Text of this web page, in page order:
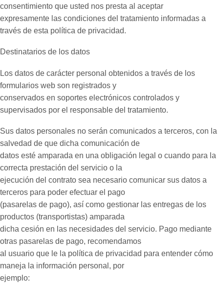
consentimiento que usted nos presta al aceptar
expresamente las condiciones del tratamiento informadas a
través de esta política de privacidad.
Destinatarios de los datos
Los datos de carácter personal obtenidos a través de los
formularios web son registrados y
conservados en soportes electrónicos controlados y
supervisados por el responsable del tratamiento.
Sus datos personales no serán comunicados a terceros, con la
salvedad de que dicha comunicación de
datos esté amparada en una obligación legal o cuando para la
correcta prestación del servicio o la
ejecución del contrato sea necesario comunicar sus datos a
terceros para poder efectuar el pago
(pasarelas de pago), así como gestionar las entregas de los
productos (transportistas) amparada
dicha cesión en las necesidades del servicio. Pago mediante
otras pasarelas de pago, recomendamos
al usuario que le la política de privacidad para entender cómo
maneja la información personal, por
ejemplo: